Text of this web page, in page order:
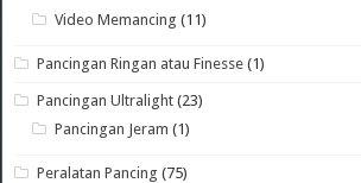
Video Memancing (11)
Pancingan Ringan atau Finesse (1)
Pancingan Ultralight (23)
Pancingan Jeram (1)
Peralatan Pancing (75)